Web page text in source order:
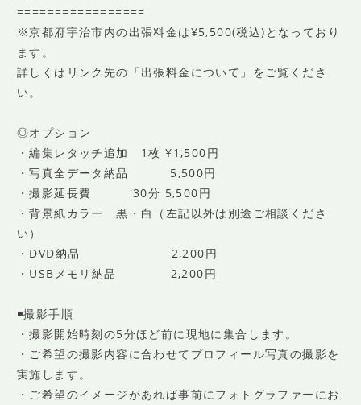
=================
※京都府宇治市内の出張料金は¥5,500(税込)となっており
ます。
詳しくはリンク先の「出張料金について」をご覧くださ
い。
◎オプション
・編集レタッチ追加 1枚 ¥1,500円
・写真全データ納品 5,500円
・撮影延長費 30分 5,500円
・背景紙カラー 黒・白（左記以外は別途ご相談くださ
い）
・DVD納品 2,200円
・USBメモリ納品 2,200円
◾️撮影手順
・撮影開始時刻の5分ほど前に現地に集合します。
・ご希望の撮影内容に合わせてプロフィール写真の撮影を
実施します。
・ご希望のイメージがあれば事前にフォトグラファーにお